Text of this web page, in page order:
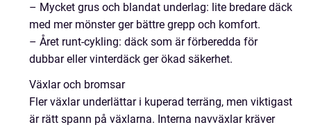
– Mycket grus och blandat underlag: lite bredare däck
med mer mönster ger bättre grepp och komfort.
– Året runt-cykling: däck som är förberedda för
dubbar eller vinterdäck ger ökad säkerhet.
Växlar och bromsar
Fler växlar underlättar i kuperad terräng, men viktigast
är rätt spann på växlarna. Interna navväxlar kräver